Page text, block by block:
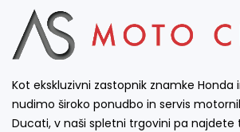
Kot ekskluzivni zastopnik znamke
nudimo široko ponudbo in servis
Ducati, v naši spletni trgovini pa najdete